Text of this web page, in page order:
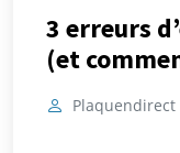
3 erreurs
(et
Plaquendirect